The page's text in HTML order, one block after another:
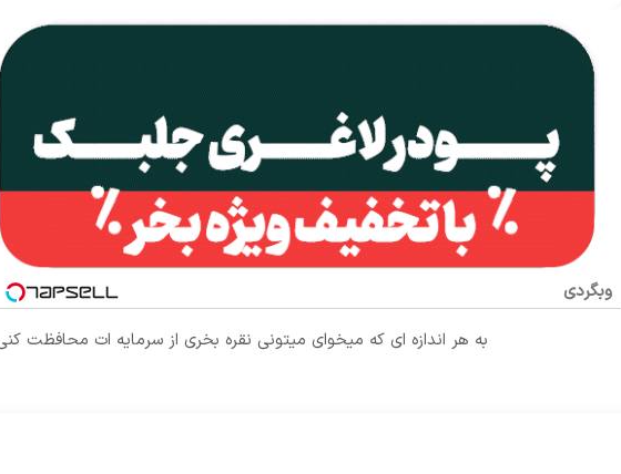
وبگردی
به هر اندازه ای که میخوای میتونی نقره بخری از سرمایه ات محافظت